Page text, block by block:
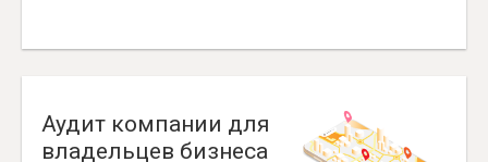
Аудит компании для
владельцев бизнеса